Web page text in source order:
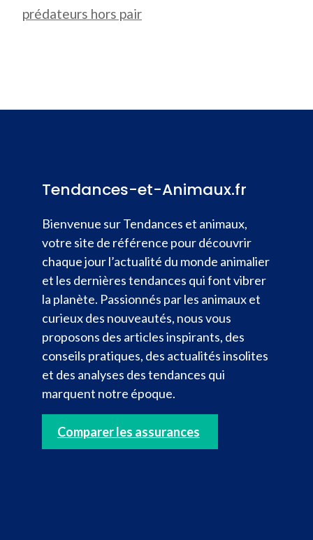
prédateurs hors pair
Tendances-et-Animaux.fr
Bienvenue sur Tendances et animaux,
votre site de référence pour découvrir
chaque jour l’actualité du monde animalier
et les dernières tendances qui font vibrer
la planète. Passionnés par les animaux et
curieux des nouveautés, nous vous
proposons des articles inspirants, des
conseils pratiques, des actualités insolites
et des analyses des tendances qui
marquent notre époque.
Comparer les assurances